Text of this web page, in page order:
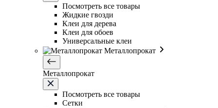
Посмотреть все товары
Жидкие гвозди
Клеи для дерева
Клеи для обоев
Универсальные клеи
Металлопрокат
Металлопрокат
Посмотреть все товары
Сетки